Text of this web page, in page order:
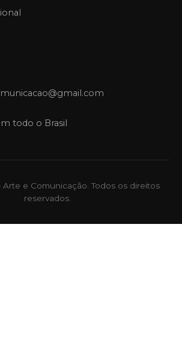
todo o Brasil
e Comunicação. Todos os direitos
reservados.